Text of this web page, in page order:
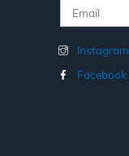
Instagram
Facebook